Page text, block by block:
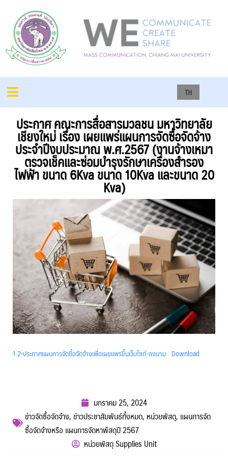
TH
ประกาศ คณะการสื่อสารมวลชน มหาวิทยาลัย
เชียงใหม่ เรื่อง เผยแพร่แผนการจัดซื้อจัดจ้าง
ประจำปีงบประมาณ พ.ศ.2567 (งานจ้างเหมา
ตรวจเช็คและซ่อมบำรุงรักษาเครื่องสำรอง
ไฟฟ้า ขนาด 6Kva ขนาด 10Kva และขนาด 20
Kva)
1.2-ประกาศแผนการจัดซื้อจัดจ้างเพื่อเผยแพร่ขึ้นเว็บไซต์-ลงนาม Download
มกราคม 25, 2024
ข่าวจัดซื้อจัดจ้าง,ข่าวประชาสัมพันธ์ทั้งหมด, หน่วยพัสดุ, แผนการจัด
ซื้อจัดจ้างหรือ แผนการจัดหาพัสดุปี 2567
หน่วยพัสดุ Supplies Unit